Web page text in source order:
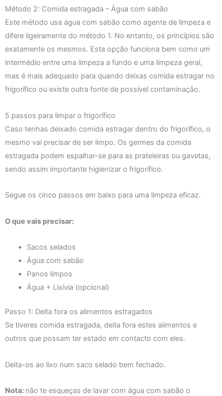
Método 2: Comida estragada – Água com sabão
Este método usa água com sabão como agente de limpeza e
difere ligeiramente do método 1. No entanto, os princípios são
exatamente os mesmos. Esta opção funciona bem como um
intermédio entre uma limpeza a fundo e uma limpeza geral,
mas é mais adequado para quando deixas comida estragar no
frigorífico ou existe outra fonte de possível contaminação.
5 passos para limpar o frigorífico
Caso tenhas deixado comida estragar dentro do frigorífico, o
mesmo vai precisar de ser limpo. Os germes da comida
estragada podem espalhar-se para as prateleiras ou gavetas,
sendo assim importante higienizar o frigorífico.
Segue os cinco passos em baixo para uma limpeza eficaz.
O que vais precisar:
Sacos selados
Água com sabão
Panos limpos
Água + Lixívia (opcional)
Passo 1: Deita fora os alimentos estragados
Se tiveres comida estragada, deita fora estes alimentos e
outros que possam ter estado em contacto com eles.
Deita-os ao lixo num saco selado bem fechado.
Nota: não te esqueças de lavar com água com sabão o